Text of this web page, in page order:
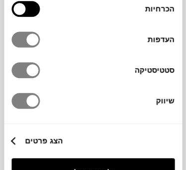
הסכמה
הכרחיות
העדפות
סטטיסטיקה
שיווק
הצג פרטים